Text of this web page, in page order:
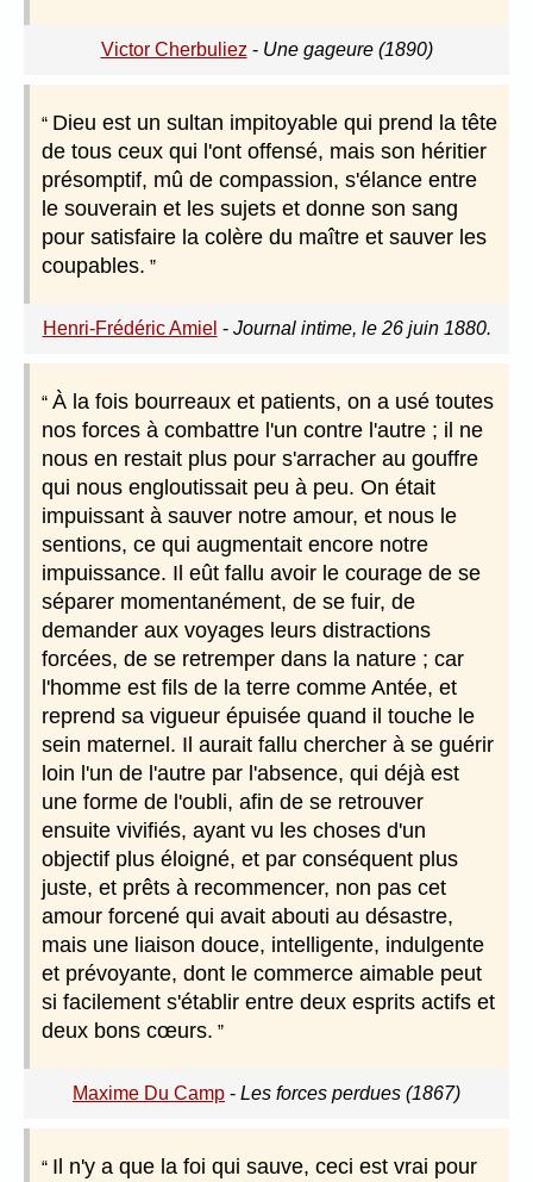
Victor Cherbuliez - Une gageure (1890)
Dieu est un sultan impitoyable qui prend la tête
de tous ceux qui l'ont offensé, mais son héritier
présomptif, mû de compassion, s'élance entre
le souverain et les sujets et donne son sang
pour satisfaire la colère du maître et sauver les
coupables.
Henri-Frédéric Amiel - Journal intime, le 26 juin 1880.
À la fois bourreaux et patients, on a usé toutes
nos forces à combattre l'un contre l'autre ; il ne
nous en restait plus pour s'arracher au gouffre
qui nous engloutissait peu à peu. On était
impuissant à sauver notre amour, et nous le
sentions, ce qui augmentait encore notre
impuissance. Il eût fallu avoir le courage de se
séparer momentanément, de se fuir, de
demander aux voyages leurs distractions
forcées, de se retremper dans la nature ; car
l'homme est fils de la terre comme Antée, et
reprend sa vigueur épuisée quand il touche le
sein maternel. Il aurait fallu chercher à se guérir
loin l'un de l'autre par l'absence, qui déjà est
une forme de l'oubli, afin de se retrouver
ensuite vivifiés, ayant vu les choses d'un
objectif plus éloigné, et par conséquent plus
juste, et prêts à recommencer, non pas cet
amour forcené qui avait abouti au désastre,
mais une liaison douce, intelligente, indulgente
et prévoyante, dont le commerce aimable peut
si facilement s'établir entre deux esprits actifs et
deux bons cœurs.
Maxime Du Camp - Les forces perdues (1867)
Il n'y a que la foi qui sauve, ceci est vrai pour